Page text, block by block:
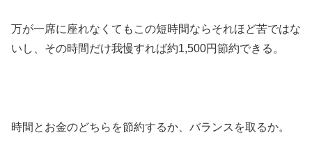
万が一席に座れなくてもこの短時間ならそれほど苦ではな
いし、その時間だけ我慢すれば約1,500円節約できる。
時間とお金のどちらを節約するか、バランスを取るか。